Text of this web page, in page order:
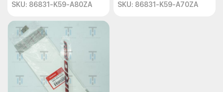
SKU: 86831-K59-A80ZA
SKU: 86831-K59-A70ZA